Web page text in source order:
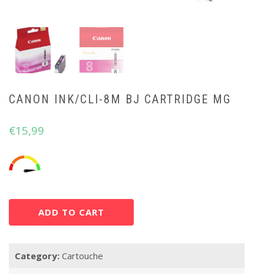
CANON INK/CLI-8M BJ CARTRIDGE MG
€15,99
ADD TO CART
Category: Cartouche